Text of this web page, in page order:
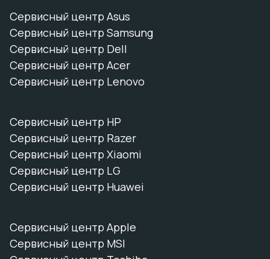
Сервисный центр Asus
Сервисный центр Samsung
Сервисный центр Dell
Сервисный центр Acer
Сервисный центр Lenovo
Сервисный центр HP
Сервисный центр Razer
Сервисный центр Xiaomi
Сервисный центр LG
Сервисный центр Huawei
Сервисный центр Apple
Сервисный центр MSI